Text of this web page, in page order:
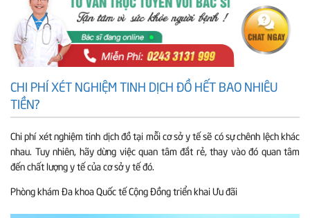
CHI PHÍ XÉT NGHIỆM TINH DỊCH ĐỒ HẾT BAO NHIÊU
TIỀN?
Chi phí xét nghiệm tinh dịch đồ tại mỗi cơ sở y tế sẽ có sự chênh lệch khác
nhau. Tuy nhiên, hãy dừng việc quan tâm đắt rẻ, thay vào đó quan tâm
đến chất lượng y tế của cơ sở y tế đó.
Phòng khám Đa khoa Quốc tế Cộng Đồng triển khai Ưu đãi